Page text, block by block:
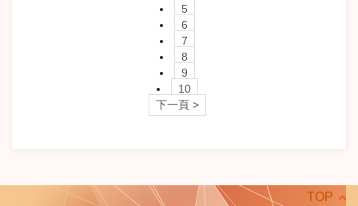
5
6
7
8
9
10
下一頁 >
TOP